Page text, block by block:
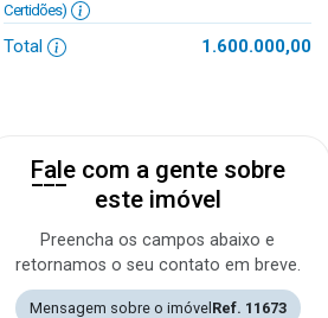
Certidões)
Total 1.600.000,00
Fale com a gente sobre
este imóvel
Preencha os campos abaixo e
retornamos o seu contato em breve.
Mensagem sobre o imóvel Ref. 11673